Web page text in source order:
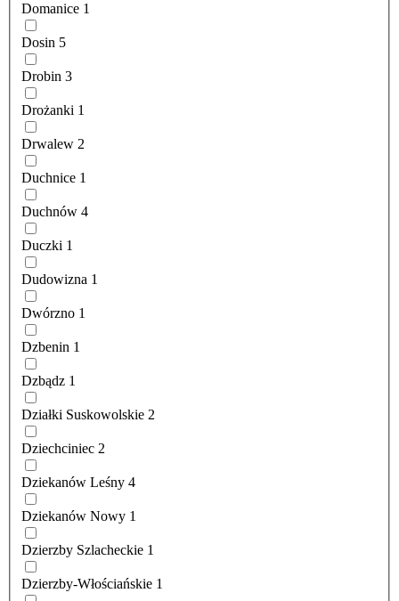
Domanice 1
Dosin 5
Drobin 3
Drożanki 1
Drwalew 2
Duchnice 1
Duchnów 4
Duczki 1
Dudowizna 1
Dwórzno 1
Dzbenin 1
Dzbądz 1
Działki Suskowolskie 2
Dziechciniec 2
Dziekanów Leśny 4
Dziekanów Nowy 1
Dzierzby Szlacheckie 1
Dzierzby-Włościańskie 1